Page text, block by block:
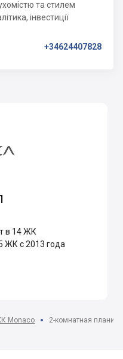
та стилем
інвестиції
+34624407828
в 14 ЖК
ЖК с 2013 года
Monaco 2-комнатная